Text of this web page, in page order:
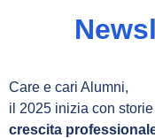
Care e cari Alumni,
il 2025 inizia con storie
crescita